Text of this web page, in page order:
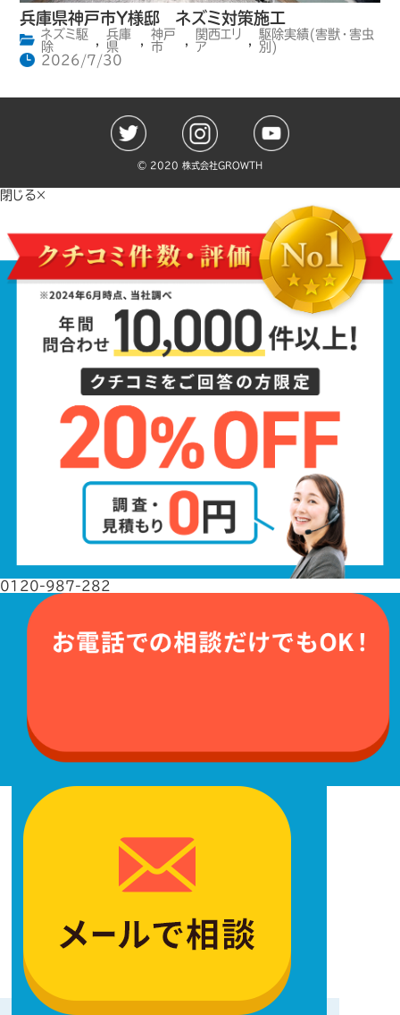
兵庫県神戸市Y様邸 ネズミ対策施工
ネズミ駆
除
兵庫
県
神戸
市
関西エリ
ア
駆除実績(害獣・害虫
別)
2026/7/30
©️ 2020 株式会社GROWTH
閉じる×
0120-987-282